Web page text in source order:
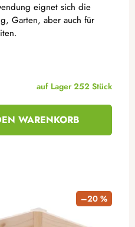
auf Lager 252 Stück
WARENKORB
eignet sich die
Garten, aber auch für
–20 %